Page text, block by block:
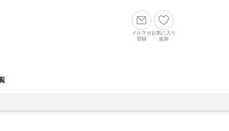
メルマガ
登録
お気に入り
追加